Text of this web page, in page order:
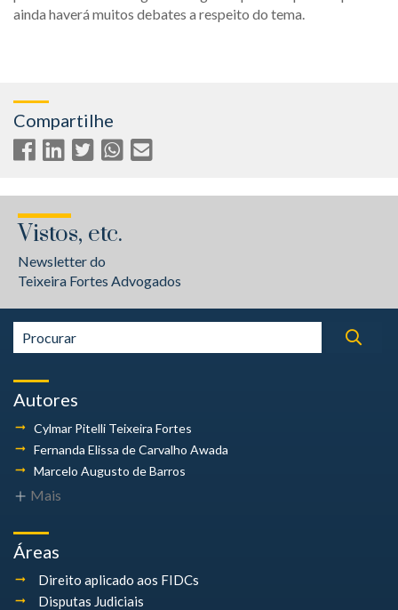
ainda haverá muitos debates a respeito do tema.
Compartilhe
Vistos, etc.
Newsletter do
Teixeira Fortes Advogados
Autores
Cylmar Pitelli Teixeira Fortes
Fernanda Elissa de Carvalho Awada
Marcelo Augusto de Barros
Mais
Áreas
Direito aplicado aos FIDCs
Disputas Judiciais